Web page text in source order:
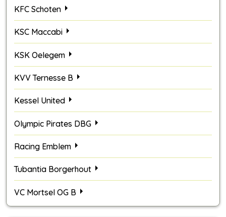
KFC Schoten
KSC Maccabi
KSK Oelegem
KVV Ternesse B
Kessel United
Olympic Pirates DBG
Racing Emblem
Tubantia Borgerhout
VC Mortsel OG B